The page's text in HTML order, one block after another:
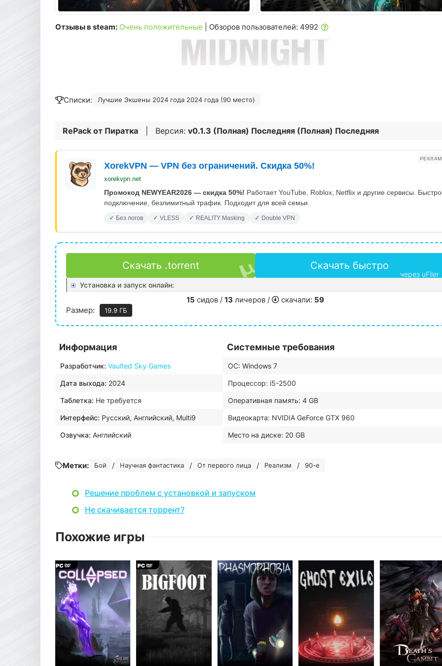
Отзывы в steam: Очень положительные | Обзоров пользователей: 4992
Списки: Лучшие Экшены 2024 года 2024 года (90 место)
RePack от Пиратка | Версия: v0.1.3 (Полная) Последняя (Полная) Последняя
XorekVPN — VPN без ограничений. Скидка 50%!
xorekvpn.net
Промокод NEWYEAR2026 — скидка 50%! Работает YouTube, Roblox, Netflix и другие сервисы.
подключение, безлимитный трафик. Подходит для всей семьи.
Без логов VLESS REALITY Masking Double VPN
Скачать .torrent Скачать быстро
через uFiler
Установка и запуск онлайн:
15 сидов / 13 личеров / скачали: 59
Размер:
19.9 ГБ
Информация
Разработчик: Vaulted Sky Games
Дата выхода: 2024
Таблетка: Не требуется
Интерфейс: Русский, Английский, Multi9
Озвучка: Английский
Системные требования
ОС: Windows 7
Процессор: i5-2500
Оперативная память: 4 GB
Видеокарта: NVIDIA GeForce GTX 960
Место на диске: 20 GB
Метки: Бой / Научная фантастика / От первого лица / Реализм / 90-е
Решение проблем с установкой и запуском
Не скачивается торрент?
Похожие игры